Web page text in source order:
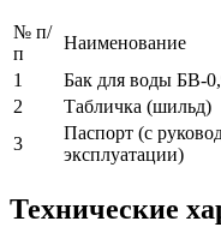
№ п/
п
Наименование
1
Бак для воды БВ-
2
Табличка (шильд)
3
Паспорт (с
эксплуатации)
Технические